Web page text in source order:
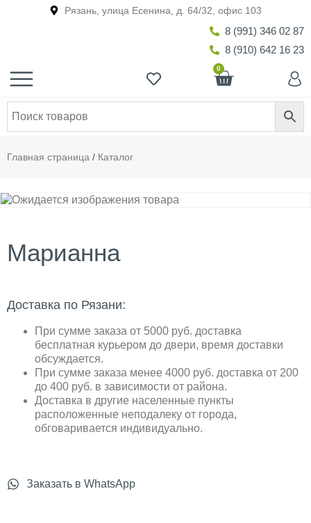
Рязань, улица Есенина, д. 64/32, офис 103
8 (991) 346 02 87
8 (910) 642 16 23
0
Главная страница / Каталог
Марианна
Доставка по Рязани:
При сумме заказа от 5000 руб. доставка
бесплатная курьером до двери, время доставки
обсуждается.
При сумме заказа менее 4000 руб. доставка от 200
до 400 руб. в зависимости от района.
Доставка в другие населенные пункты
расположенные неподалеку от города,
обговаривается индивидуально.
Заказать в WhatsApp